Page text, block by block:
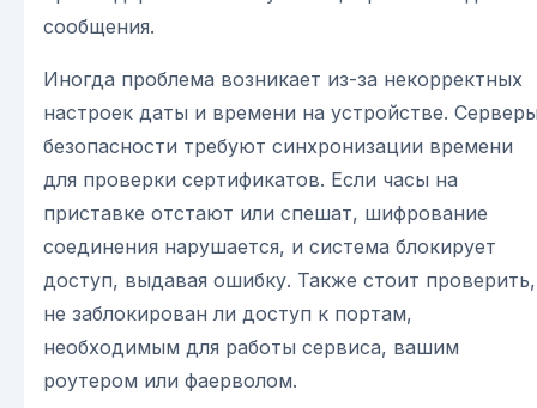
сообщения.
Иногда проблема возникает из-за некорректных
настроек даты и времени на устройстве.
безопасности требуют синхронизации времени
для проверки сертификатов. Если часы на
приставке отстают или спешат, шифрование
соединения нарушается, и система блокирует
доступ, выдавая ошибку. Также стоит проверить,
не заблокирован ли доступ к портам,
необходимым для работы сервиса, вашим
роутером или фаерволом.